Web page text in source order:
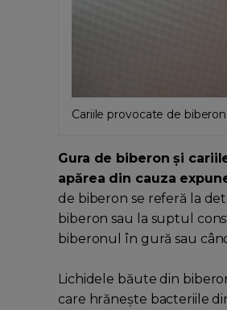
Cariile provocate de
Gura de biberon și
apărea din cauza
de biberon se referă la
biberon sau la suptul
biberonul în gură sau
Lichidele băute din
care hrănește bacteriile